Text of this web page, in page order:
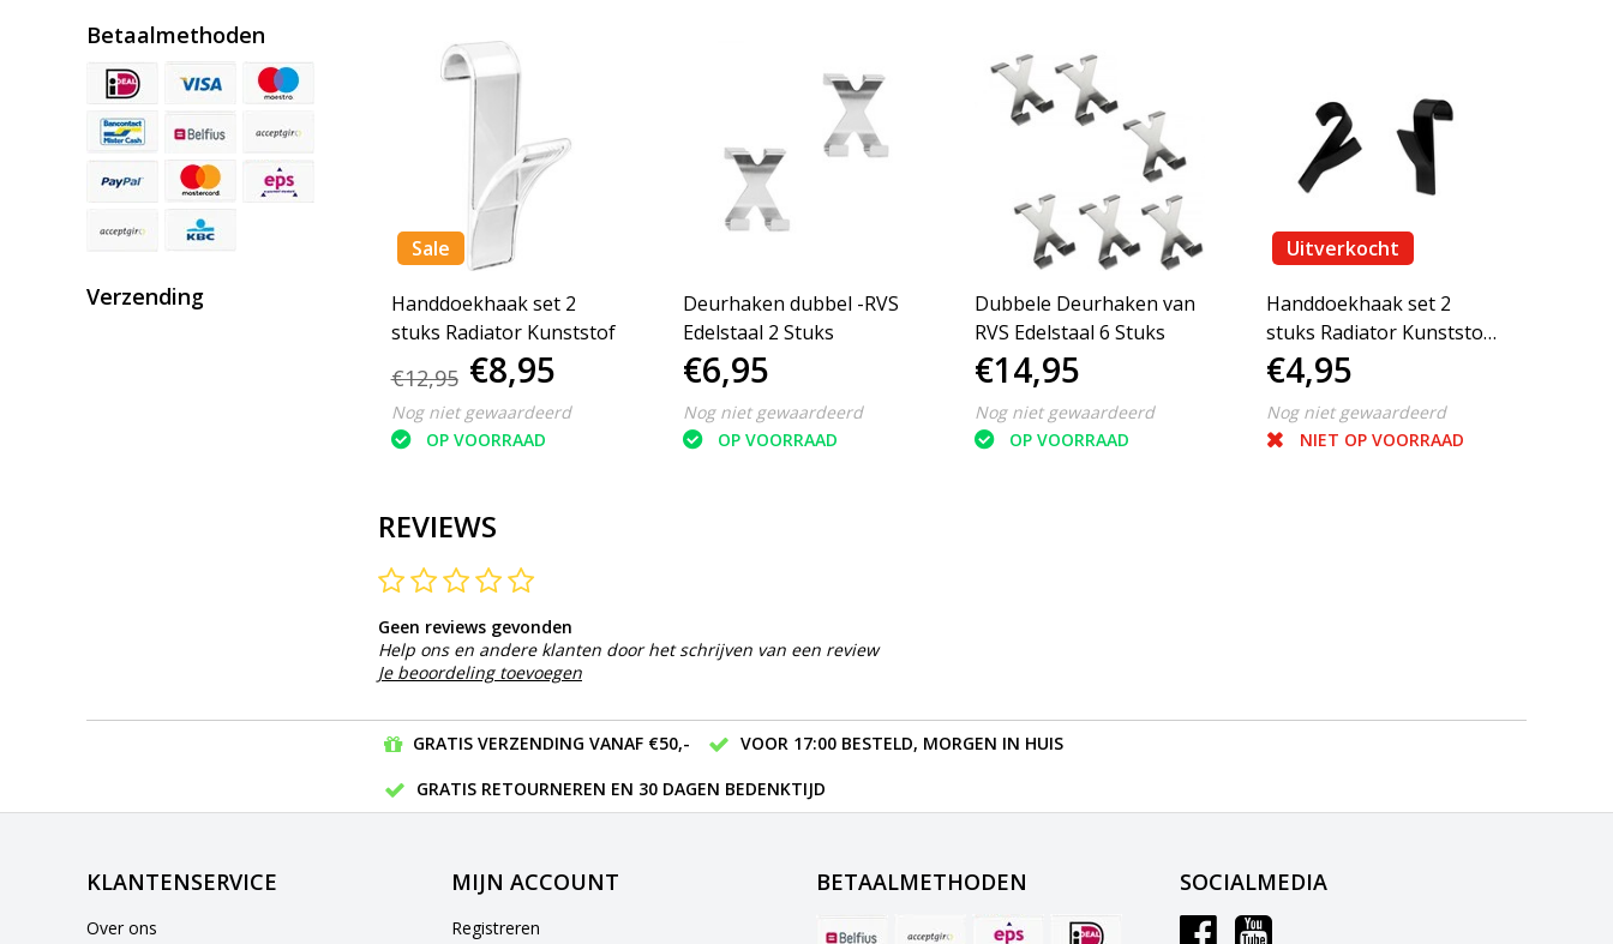
Betaalmethoden
Verzending
Towel hanger -
Sale
Handdoekhaak set 2
stuks Radiator Kunststof
€12,95 €8,95
Nog niet gewaardeerd
OP VOORRAAD
Deurhaken dubbel -RVS
Edelstaal 2 Stuks
€6,95
Nog niet gewaardeerd
OP VOORRAAD
Dubbele Deurhaken van
RVS Edelstaal 6 Stuks
€14,95
Nog niet gewaardeerd
OP VOORRAAD
Uitverkocht
Handdoekhaak set 2
stuks Radiator Kunststof
- Zwart
€4,95
Nog niet gewaardeerd
NIET OP VOORRAAD
REVIEWS
Geen reviews gevonden
Help ons en andere klanten door het schrijven van een review
Je beoordeling toevoegen
GRATIS VERZENDING VANAF €50,-
VOOR 17:00 BESTELD, MORGEN IN HUIS
GRATIS RETOURNEREN EN 30 DAGEN BEDENKTIJD
KLANTENSERVICE
Over ons
MIJN ACCOUNT
Registreren
BETAALMETHODEN SOCIALMEDIA